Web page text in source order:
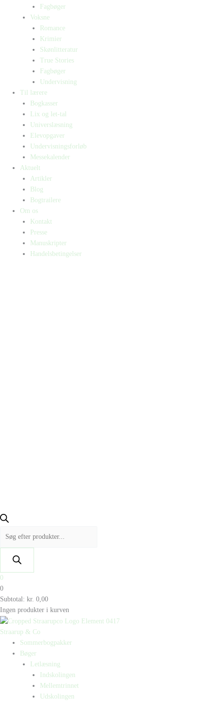
Fagbøger
Voksne
Romance
Krimier
Skønlitteratur
True Stories
Fagbøger
Undervisning
Til lærere
Bogkasser
Lix og let-tal
Universlæsning
Elevopgaver
Undervisningsforløb
Messekalender
Aktuelt
Artikler
Blog
Bogtrailere
Om os
Kontakt
Presse
Manuskripter
Handelsbetingelser
0
0
Subtotal: kr. 0,00
Ingen produkter i kurven
Straarup & Co
Sommerbogpakker
Bøger
Letlæsning
Indskolingen
Mellemtrinnet
Udskolingen